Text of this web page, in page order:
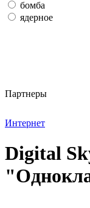
бомба
ядерное
Партнеры
Интернет
Digital